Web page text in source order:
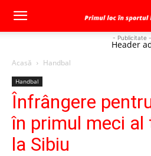
- Publicitate -
Header
Acasă Handbal
Handbal
Înfrângere
în primul meci al
la Sibiu